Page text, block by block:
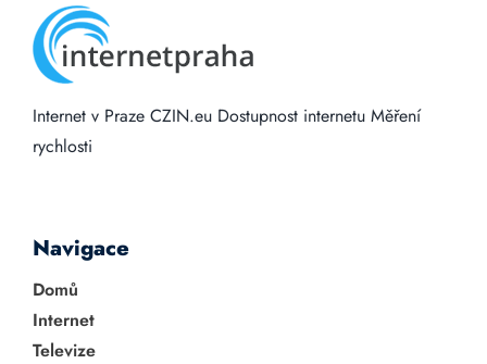
Internet v Praze CZIN.eu Dostupnost internetu Měření
rychlosti
Navigace
Domů
Internet
Televize